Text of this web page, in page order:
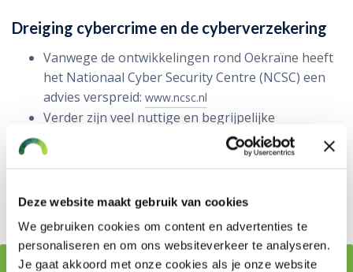
Deze website maakt gebruik van cookies
We gebruiken cookies om content en advertenties te
personaliseren en om ons websiteverkeer te analyseren.
Je gaat akkoord met onze cookies als je onze website
Dreiging cybercrime en de cyberverzekering
Vanwege de ontwikkelingen rond Oekraïne heeft
het Nationaal Cyber Security Centre (NCSC) een
advies verspreid: www.ncsc.nl
Verder zijn veel nuttige en begrijpelijke
preventietips zijn te vinden op de website van het
Digital Trust Center (DTC):
www.digitaltrustcenter.nl
Advies cyberverzekering